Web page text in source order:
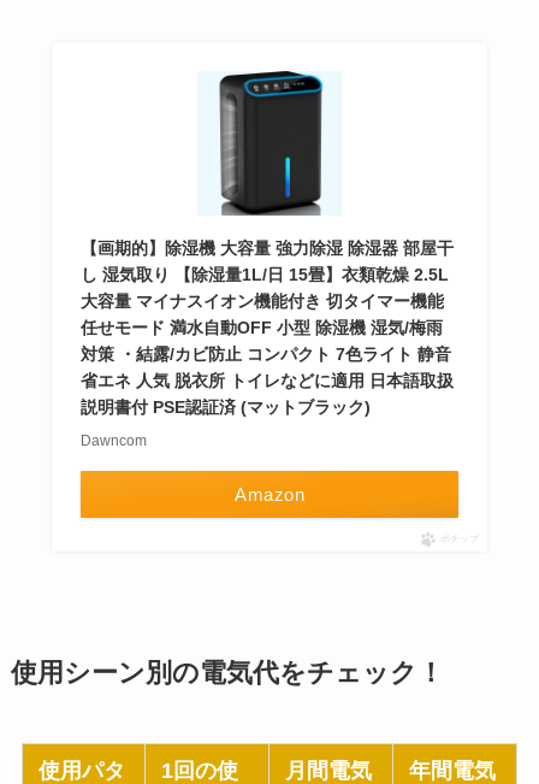
【画期的】除湿機 大容量 強力除湿 除湿器 部屋干
し 湿気取り 【除湿量1L/日 15畳】衣類乾燥 2.5L
大容量 マイナスイオン機能付き 切タイマー機能
任せモード 満水自動OFF 小型 除湿機 湿気/梅雨
対策 ・結露/カビ防止 コンパクト 7色ライト 静音
省エネ 人気 脱衣所 トイレなどに適用 日本語取扱
説明書付 PSE認証済 (マットブラック)
Dawncom
Amazon
ポチップ
使用シーン別の電気代をチェック！
使用パタ
1回の使
月間電気
年間電気